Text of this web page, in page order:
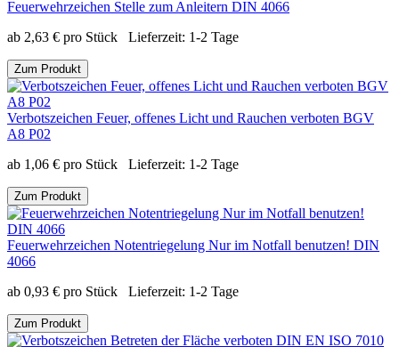
Feuerwehrzeichen Stelle zum Anleitern DIN 4066
ab 2,63 € pro Stück Lieferzeit: 1-2 Tage
Zum Produkt
Verbotszeichen Feuer, offenes Licht und Rauchen verboten BGV
A8 P02
ab 1,06 € pro Stück Lieferzeit: 1-2 Tage
Zum Produkt
Feuerwehrzeichen Notentriegelung Nur im Notfall benutzen! DIN
4066
ab 0,93 € pro Stück Lieferzeit: 1-2 Tage
Zum Produkt